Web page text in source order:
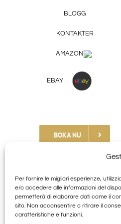
Per fornire le migliori esperienze,
e/o accedere alle informazioni del
permetterà di elaborare dati come il
sito. Non acconsentire o ritirare il
caratteristiche e funzioni.
BLOGG
KONTAKTER
AMAZON
EBAY
BOKA NU
+39 377 253 9581